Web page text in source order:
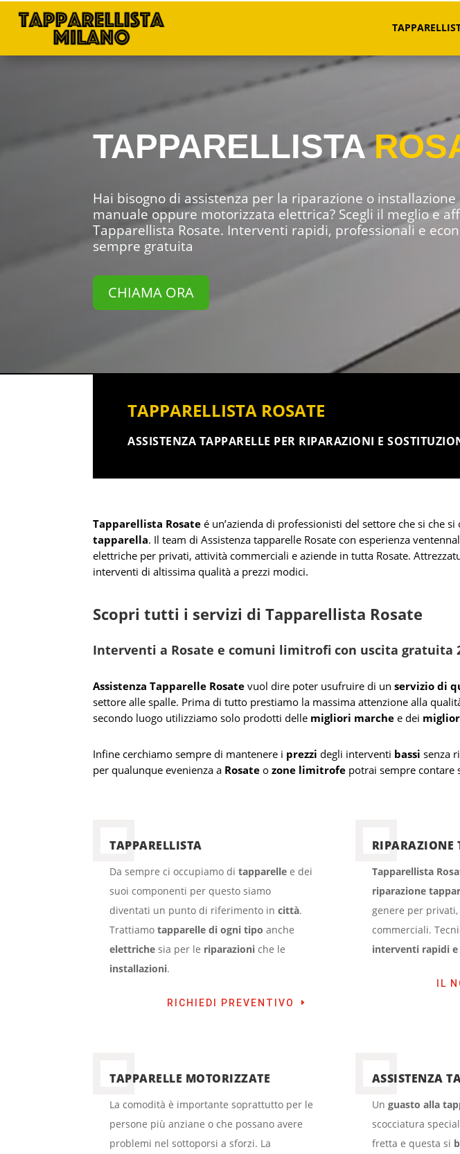
TAPPARELLISTA
Hai bisogno di assistenza per la riparazione o
manuale oppure motorizzata elettrica? Scegli il meglio e
Tapparellista Rosate. Interventi rapidi, professionali e
sempre gratuita
CHIAMA ORA
TAPPARELLISTA ROSATE
ASSISTENZA TAPPARELLE PER RIPARAZIONI E
Tapparellista Rosate é un’azienda di professionisti del settore che si che si
tapparella. Il team di Assistenza tapparelle Rosate con esperienza
elettriche per privati, attività commerciali e aziende in tutta Rosate.
interventi di altissima qualità a prezzi modici.
Scopri tutti i servizi di Tapparellista Rosate
Interventi a Rosate e comuni limitrofi con uscita gratuita
Assistenza Tapparelle Rosate vuol dire poter usufruire di unservizio di
settore alle spalle. Prima di tutto prestiamo la massima attenzione alla
secondo luogo utilizziamo solo prodotti delle migliori marche e dei
Infine cerchiamo sempre di mantenere i prezzi degli interventi bassi senza
per qualunque evenienza a Rosate ozone limitrofe potrai sempre
TAPPARELLISTA
Da sempre ci occupiamo ditapparelle e dei
suoi componenti per questo siamo
diventati un punto di riferimento incittà.
Trattiamo tapparelle di ogni tipo anche
elettriche sia per le riparazioni che le
installazioni.
RICHIEDI PREVENTIVO
RIPARAZIONE
Tapparellista
riparazione
genere per
commerciali.
interventi rapidi
IL
TAPPARELLE MOTORIZZATE
La comodità è importante soprattutto per le
persone più anziane o che possano avere
problemi nel sottoporsi a sforzi. La
ASSISTENZA
Un guasto alla
scocciatura
fretta e questa si